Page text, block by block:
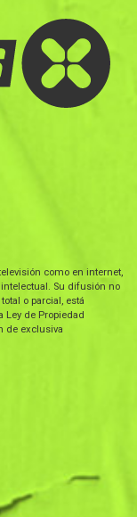
como en internet,
Su difusión no
o parcial, está
Ley de Propiedad
de exclusiva